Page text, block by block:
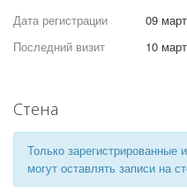
Дата регистрации
09
Последний визит
10
Стена
Только зарегистрированные
могут оставлять записи на